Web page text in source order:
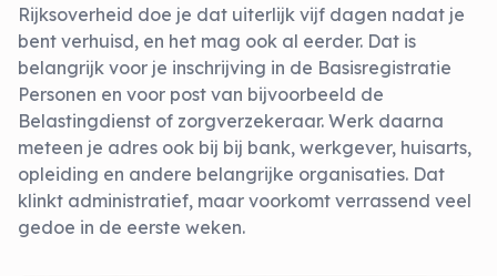
Rijksoverheid doe je dat uiterlijk vijf dagen nadat je
bent verhuisd, en het mag ook al eerder. Dat is
belangrijk voor je inschrijving in de Basisregistratie
Personen en voor post van bijvoorbeeld de
Belastingdienst of zorgverzekeraar. Werk daarna
meteen je adres ook bij bij bank, werkgever, huisarts,
opleiding en andere belangrijke organisaties. Dat
klinkt administratief, maar voorkomt verrassend veel
gedoe in de eerste weken.